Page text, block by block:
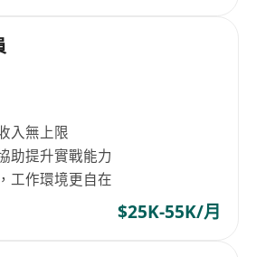
入無上限
助提升實戰能力
工作環境更自在
$25K-55K/月